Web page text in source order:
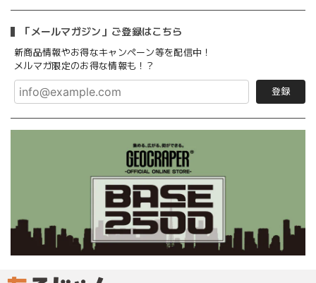
「メールマガジン」ご登録はこちら
新商品情報やお得なキャンペーン等を配信中！
メルマガ限定のお得な情報も！？
登録